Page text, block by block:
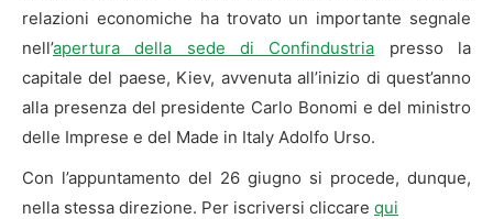
relazioni economiche ha trovato un importante segnale
nell’apertura della sede di Confindustria presso la
capitale del paese, Kiev, avvenuta all’inizio di quest’anno
alla presenza del presidente Carlo Bonomi e del ministro
delle Imprese e del Made in Italy Adolfo Urso.
Con l’appuntamento del 26 giugno si procede, dunque,
nella stessa direzione. Per iscriversi cliccare qui